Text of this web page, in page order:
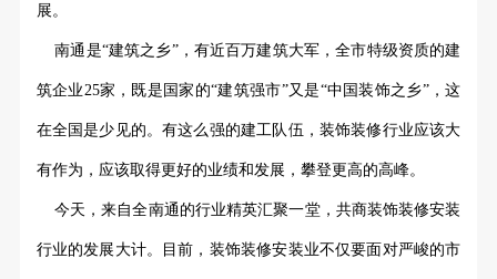
展。
南通是“建筑之乡”，有近百万建筑大军，全市特级资质的建
筑企业25家，既是国家的“建筑强市”又是“中国装饰之乡”，这
在全国是少见的。有这么强的建工队伍，装饰装修行业应该大
有作为，应该取得更好的业绩和发展，攀登更高的高峰。
今天，来自全南通的行业精英汇聚一堂，共商装饰装修安装
行业的发展大计。目前，装饰装修安装业不仅要面对严峻的市